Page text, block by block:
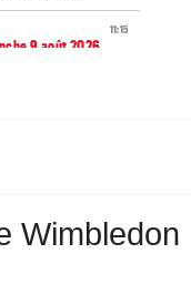
11:15
9 août 2026
TV
et une
Wimbledon